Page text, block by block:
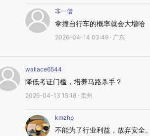
非一僧
拿撞自行车的概率就会大增哈
2026-04-14 03:49 · 广东
wallace6544
降低考证门槛，培养马路杀手？
2026-04-13 15:18 · 贵州
kmzhp
不能为了行业利益，放弃安全。